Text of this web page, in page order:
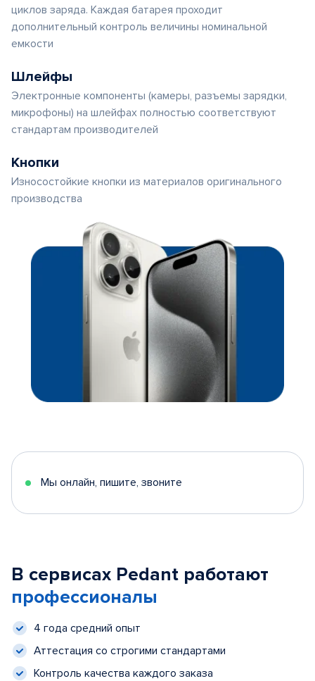
циклов заряда. Каждая батарея проходит
дополнительный контроль величины номинальной
емкости
Шлейфы
Электронные компоненты (камеры, разъемы зарядки,
микрофоны) на шлейфах полностью соответствуют
стандартам производителей
Кнопки
Износостойкие кнопки из материалов оригинального
производства
Мы онлайн, пишите, звоните
В сервисах Pedant работают
профессионалы
4 года средний опыт
Аттестация со строгими стандартами
Контроль качества каждого заказа